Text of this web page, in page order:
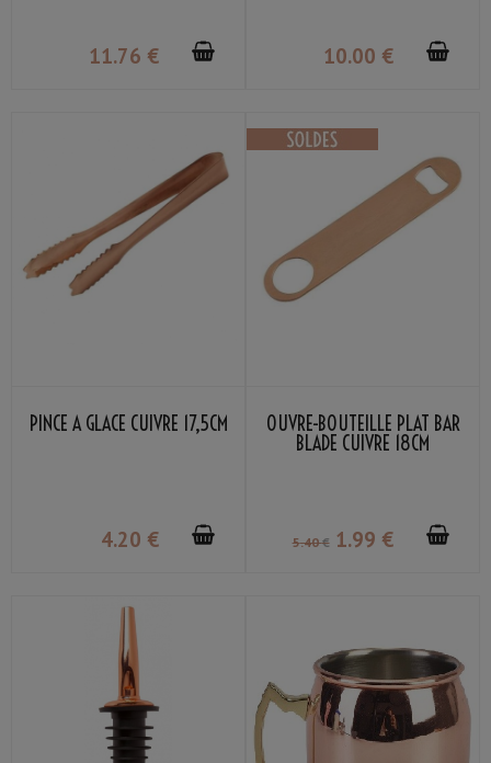
11.76 € 10.00 €
PINCE À GLACE CUIVRE 17,5CM
4.20 €
OUVRE-BOUTEILLE PLAT BAR
BLADE CUIVRE 18CM
5.40 € 1.99 €